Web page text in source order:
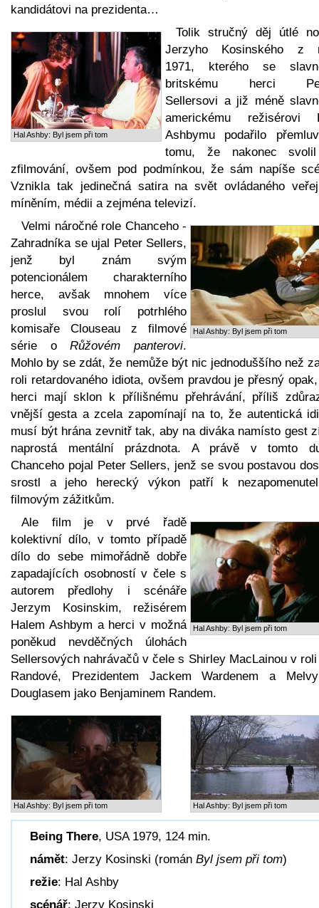
kandidátovi na prezidenta…
Hal Ashby: Byl jsem při tom
Tolik stručný děj útlé
Jerzyho Kosinského z
1971, kterého se
britskému herci
Sellersovi a již méně
americkému režisérovi
Ashbymu podařilo
tomu, že nakonec
zfilmování, ovšem pod podmínkou, že sám napíše
Vznikla tak jedinečná satira na svět ovládaného
míněním, médii a zejména televizí.
Hal Ashby: Byl jsem při tom
Velmi náročné role Chanceho -
Zahradníka se ujal Peter Sellers,
jenž byl znám svým
potencionálem charakterního
herce, avšak mnohem více
proslul svou rolí potrhlého
komisaře Clouseau z filmové
série oRůžovém panterovi.
Mohlo by se zdát, že nemůže být nic jednoduššího než
roli retardovaného idiota, ovšem pravdou je přesný
herci mají sklon k přílišnému přehrávání, příliš
vnější gesta a zcela zapomínají na to, že autentická
musí být hrána zevnitř tak, aby na diváka namísto gest
naprostá mentální prázdnota. A právě v tomto
Chanceho pojal Peter Sellers, jenž se svou postavou
srostl a jeho herecký výkon patří k
filmovým zážitkům.
Hal Ashby: Byl jsem při tom
Ale film je v prvé řadě
kolektivní dílo, v tomto případě
dílo do sebe mimořádně dobře
zapadajících osobností v čele s
autorem předlohy i scénáře
Jerzym Kosinskim, režisérem
Halem Ashbym a herci v možná
poněkud nevděčných úlohách
Sellersových nahrávačů v čele s Shirley MacLainou v
Randové, Prezidentem Jackem Wardenem a
Douglasem jako Benjaminem Randem.
Hal Ashby: Byl jsem při tom Hal Ashby: Byl jsem při tom
Being There, USA 1979, 124 min.
námět: Jerzy Kosinski (román Byl jsem při tom)
režie: Hal Ashby
scénář: Jerzy Kosinski